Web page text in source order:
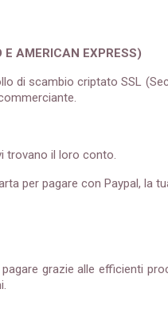
AMERICAN EXPRESS)
scambio criptato SSL
trovano il loro conto.
per pagare con Paypal, la
grazie alle efficienti